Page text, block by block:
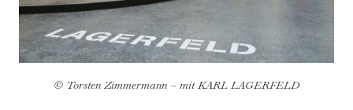
© Torsten Zimmermann – mit KARL LAGERFELD